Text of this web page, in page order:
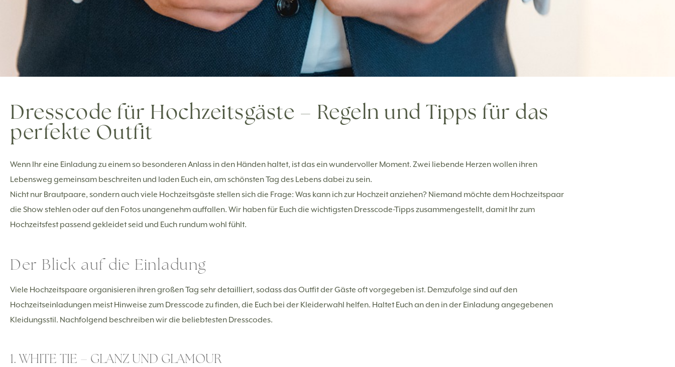
Dresscode für Hochzeitsgäste – Regeln und Tipps für das
perfekte Outfit
Wenn Ihr eine Einladung zu einem so besonderen Anlass in den Händen haltet, ist das ein wundervoller Moment. Zwei liebende Herzen wollen ihren
Lebensweg gemeinsam beschreiten und laden Euch ein, am schönsten Tag des Lebens dabei zu sein.
Nicht nur Brautpaare, sondern auch viele Hochzeitsgäste stellen sich die Frage: Was kann ich zur Hochzeit anziehen? Niemand möchte dem Hochzeitspaar
die Show stehlen oder auf den Fotos unangenehm auffallen. Wir haben für Euch die wichtigsten Dresscode-Tipps zusammengestellt, damit Ihr zum
Hochzeitsfest passend gekleidet seid und Euch rundum wohl fühlt.
Der Blick auf die Einladung
Viele Hochzeitspaare organisieren ihren großen Tag sehr detailliert, sodass das Outfit der Gäste oft vorgegeben ist. Demzufolge sind auf den
Hochzeitseinladungen meist Hinweise zum Dresscode zu finden, die Euch bei der Kleiderwahl helfen. Haltet Euch an den in der Einladung angegebenen
Kleidungsstil. Nachfolgend beschreiben wir die beliebtesten Dresscodes.
1. WHITE TIE – GLANZ UND GLAMOUR